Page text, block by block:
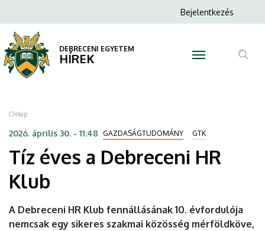
éves
a
Debreceni
HR
Klub
DEBRECENI
EGYETEM
a
tartalomra
Anonim
menüje
Bejelentkezés
DEBRECENI EGYETEM
HÍREK
Morzsa
Címlap
2026. április 30. - 11:48 GAZDASÁGTUDOMÁNY GTK
Tíz éves a Debreceni HR
Klub
A Debreceni HR Klub fennállásának 10. évfordulója
nemcsak egy sikeres szakmai közösség mérföldköve,